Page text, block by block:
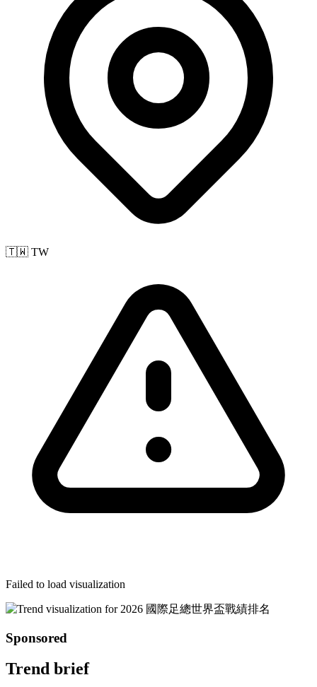
🇹🇼 TW
Failed to load visualization
Sponsored
Trend brief